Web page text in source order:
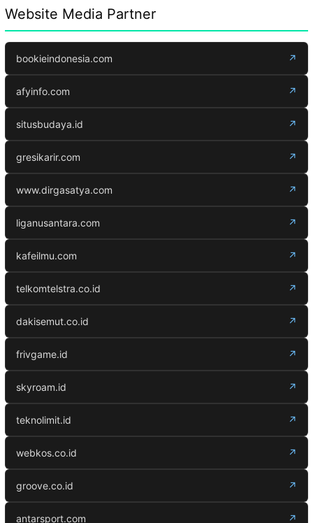
Website Media Partner
bookieindonesia.com ↗
afyinfo.com ↗
situsbudaya.id ↗
gresikarir.com ↗
www.dirgasatya.com ↗
liganusantara.com ↗
kafeilmu.com ↗
telkomtelstra.co.id ↗
dakisemut.co.id ↗
frivgame.id ↗
skyroam.id ↗
teknolimit.id ↗
webkos.co.id ↗
groove.co.id ↗
antarsport.com ↗